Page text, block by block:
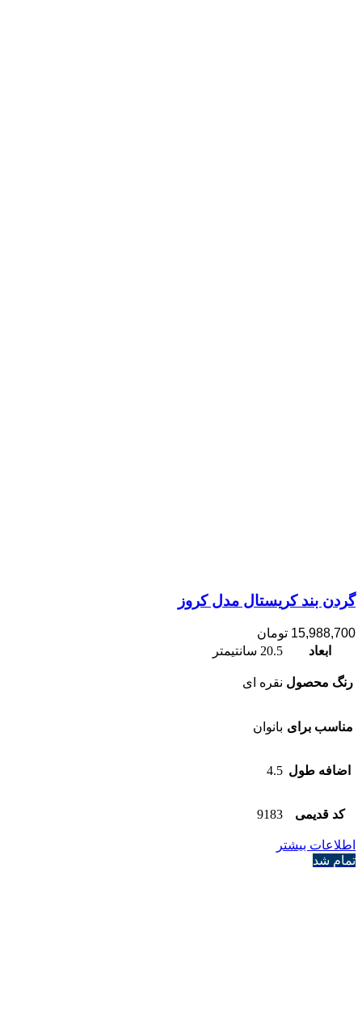
گردن بند کریستال مدل کروز
15,988,700 تومان
ابعاد
20.5 سانتیمتر
رنگ محصول نقره ای
مناسب برای بانوان
اضافه طول 4.5
کد قدیمی 9183
اطلاعات بیشتر
تمام شد